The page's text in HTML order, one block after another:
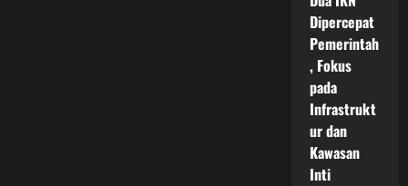
Dipercepat
Pemerintah
, Fokus
pada
Infrastrukt
ur dan
Kawasan
Inti